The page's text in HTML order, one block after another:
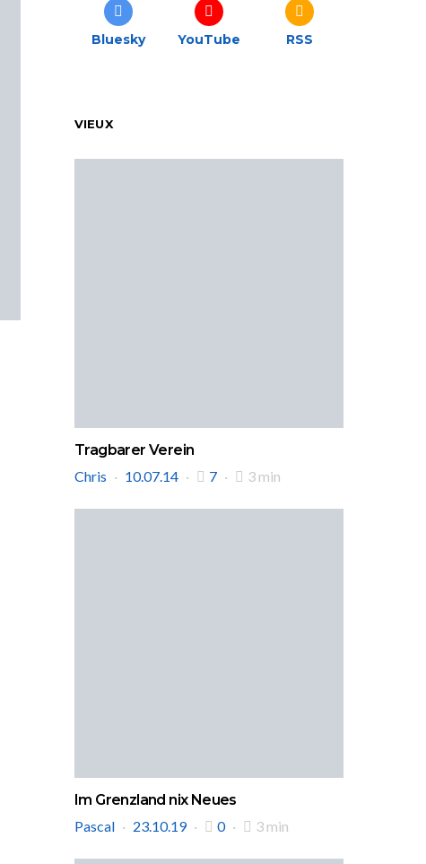
Bluesky YouTube RSS
VIEUX
Tragbarer Verein
Chris
10.07.14 7 3 min
Im Grenzland nix Neues
Pascal
23.10.19 0 3 min